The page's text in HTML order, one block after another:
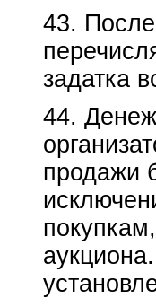
43. После
задатка
44.
продажи